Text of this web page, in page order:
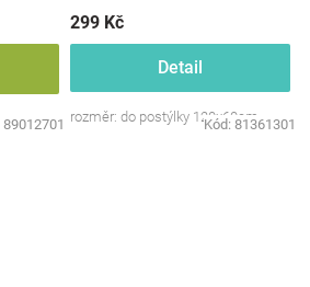
89012701
299 Kč
Detail
rozměr: do postýlky 120x60cm
Kód: 81361301